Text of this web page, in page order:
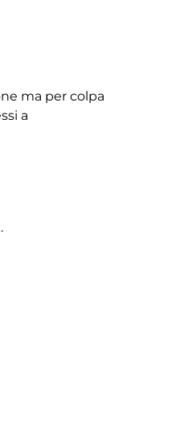
ma per colpa
a